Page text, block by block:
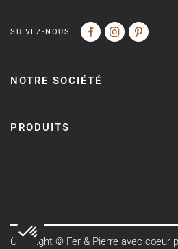
SUIVEZ-NOUS
NOTRE SOCIÉTÉ
PRODUITS
Copyright © Fer & Pierre avec coeur